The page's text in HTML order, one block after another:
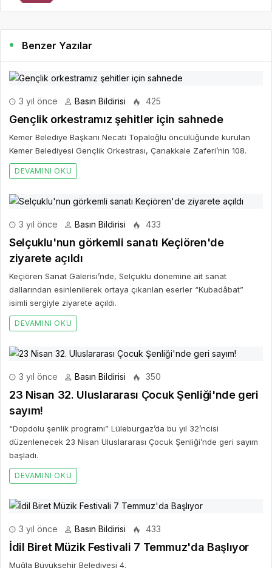
Benzer Yazılar
3 yıl önce Basın Bildirisi 425
Gençlik orkestramız şehitler için sahnede
Kemer Belediye Başkanı Necati Topaloğlu öncülüğünde kurulan
Kemer Belediyesi Gençlik Orkestrası, Çanakkale Zaferi’nin 108.
DEVAMINI OKU
3 yıl önce Basın Bildirisi 433
Selçuklu'nun görkemli sanatı Keçiören'de
ziyarete açıldı
Keçiören Sanat Galerisi’nde, Selçuklu dönemine ait sanat
dallarından esinlenilerek ortaya çıkarılan eserler “Kubadâbat”
isimli sergiyle ziyarete açıldı.
DEVAMINI OKU
3 yıl önce Basın Bildirisi 350
23 Nisan 32. Uluslararası Çocuk Şenliği'nde geri
sayım!
“Dopdolu şenlik programı” Lüleburgaz’da bu yıl 32’ncisi
düzenlenecek 23 Nisan Uluslararası Çocuk Şenliği’nde geri sayım
başladı.
DEVAMINI OKU
3 yıl önce Basın Bildirisi 433
İdil Biret Müzik Festivali 7 Temmuz'da Başlıyor
Muğla Büyükşehir Belediyesi 4.